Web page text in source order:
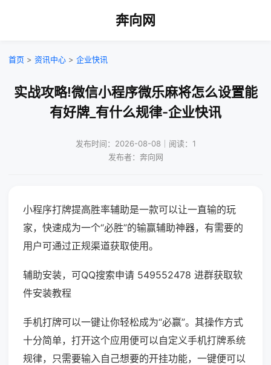
奔向网
首页 > 资讯中心 > 企业快讯
实战攻略!微信小程序微乐麻将怎么设置能
有好牌_有什么规律-企业快讯
发布时间：2026-08-08｜阅读：1
发布者：奔向网
小程序打牌提高胜率辅助是一款可以让一直输的玩
家，快速成为一个“必胜”的输赢辅助神器，有需要的
用户可通过正规渠道获取使用。
辅助安装，可QQ搜索申请 549552478 进群获取软
件安装教程
手机打牌可以一键让你轻松成为“必赢”。其操作方式
十分简单，打开这个应用便可以自定义手机打牌系统
规律，只需要输入自己想要的开挂功能，一键便可以